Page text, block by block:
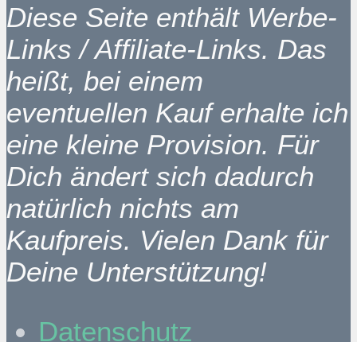
Diese Seite enthält Werbe-
Links / Affiliate-Links. Das
heißt, bei einem
eventuellen Kauf erhalte ich
eine kleine Provision. Für
Dich ändert sich dadurch
natürlich nichts am
Kaufpreis. Vielen Dank für
Deine Unterstützung!
Datenschutz